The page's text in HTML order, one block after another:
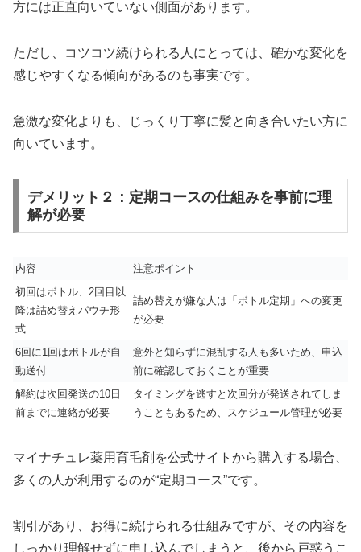
方には正直向いていない側面があります。
ただし、コツコツ続けられる人にとっては、確かな変化を
感じやすくなる傾向があるのも事実です。
急激な変化よりも、じっくり丁寧に髪と向き合いたい方に
向いています。
デメリット２：定期コースの仕組みを事前に理
解が必要
内容
注意ポイント
初回はボトル、2回目以
降は詰め替えパウチ形
式
詰め替えが嫌な人は「ボトル定期」への変更
が必要
6回に1回はボトルが自
動送付
意外と知らずに混乱する人も多いため、申込
前に確認しておくことが重要
解約は次回発送の10日
前までに連絡が必要
タイミングを逃すと次回分が発送されてしま
うこともあるため、スケジュール管理が必要
マイナチュレ薬用育毛剤を公式サイトから購入する場合、
多くの人が利用するのが“定期コース”です。
割引があり、お得に続けられる仕組みですが、その内容を
しっかり理解せずに申し込んでしまうと、後から戸惑うこ